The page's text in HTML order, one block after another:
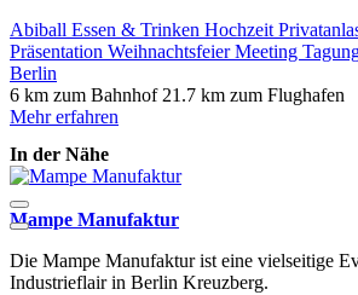
Abiball Essen & Trinken Hochzeit
Präsentation WeihnachtsfeierMeeting
Berlin
6 km zum Bahnhof 21.7 km zum Flughafen
Mehr erfahren
In der Nähe
Mampe Manufaktur
Die Mampe Manufaktur ist eine vielseitige
Industrieflair in Berlin Kreuzberg.